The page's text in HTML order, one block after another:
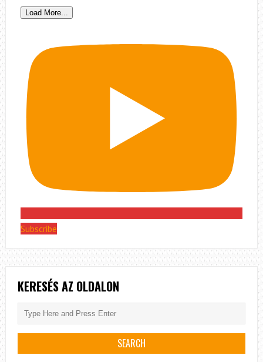
Load More...
Subscribe
KERESÉS AZ OLDALON